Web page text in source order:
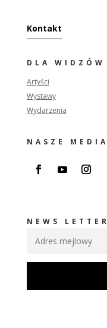
Kontakt
DLA WIDZÓW
Artyści
Wystawy
Wydarzenia
NASZE MEDIA
NEWS LETTER